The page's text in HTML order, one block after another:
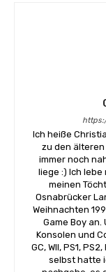
Ich heiße
zu den älteren
immer noch
liege :) Ich lebe
meinen
Osnabrücker
Weihnachten
Game Boy
Konsolen und
GC, WII, PS1,
selbst hatte